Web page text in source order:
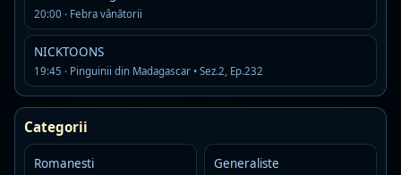
20:00 · Febra vânătorii
NICKTOONS
19:45 · Pinguinii din Madagascar • Sez.2, Ep.232
Categorii
Romanesti Generaliste
local news
top hits
Asculta
ROMÂNIA Antena Satelor
AAC+ · 128 kbps · Bucuresti
Live
music muzică populară
national